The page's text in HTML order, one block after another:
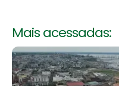
Mais acessadas: